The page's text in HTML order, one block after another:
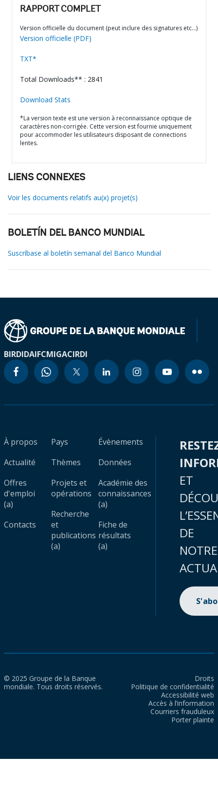
RAPPORT COMPLET
Version officielle du document (peut inclure des signatures etc…)
Version officielle (PDF)
TXT*
Total Downloads** : 2841
Download Stats
*La version texte est une version à reconnaissance optique de
caractères non-corrigée. Cette version est fournie uniquement
pour accommoder les utilisateurs disposant de connections
lentes.
LIENS CONNEXES
Voir les documents relatifs au(x) projet(s)
BOLETÍN DEL BANCO MUNDIAL
Suscríbase al boletín semanal del Banco Mundial
BIRDIDAIFCMIGACIRDI
À propos
Actualité
Offres
d'emploi
(a)
Contacts
Pays
Thèmes
Projets et
opérations
Recherche
et
publications
(a)
Évènements
Données
Académie des
connaissances
(a)
Fiche de
résultats
(a)
ET
DE
NOTRE
© 2025 Groupe de la Banque
mondiale. Tous droits réservés.
Droits
Politique de confidentialité
Accessibilité web
Accès à l’information
Courriers frauduleux
Porter plainte